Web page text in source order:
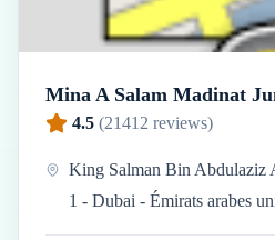
Mina A Salam Madinat
4.5 (21412 reviews)
King Salman Bin Abdulaziz
1 - Dubai - Émirats arabes